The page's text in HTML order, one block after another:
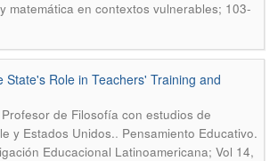
matemática en contextos vulnerables; 103-
State's Role in Teachers' Training and
de Filosofía con estudios de
y Estados Unidos.. Pensamiento Educativo.
Educacional Latinoamericana; Vol 14,